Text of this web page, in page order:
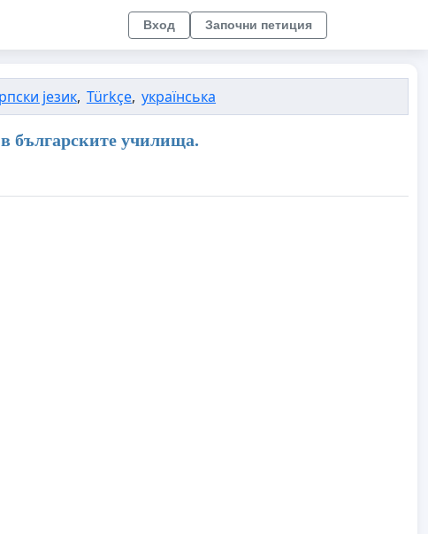
Вход Започни петиция
језик, Türkçe, українська
българските училища.